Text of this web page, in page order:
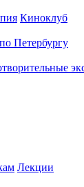
Киноклуб
Петербургу
Лекции